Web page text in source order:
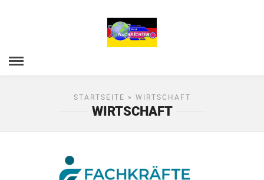
STARTSEITE » WIRTSCHAFT
WIRTSCHAFT